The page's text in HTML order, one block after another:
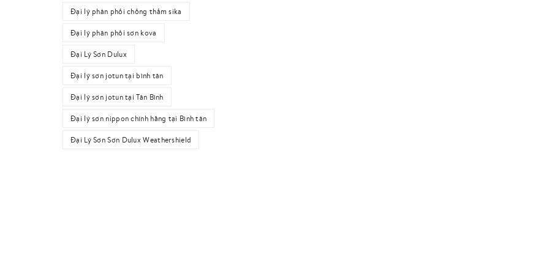
Đại lý phân phối chống thấm sika
Đại lý phân phối sơn kova
Đại Lý Sơn Dulux
Đại lý sơn jotun tại bình tân
Đại lý sơn jotun tại Tân Bình
Đại lý sơn nippon chính hãng tại Bình tân
Đại Lý Sơn Sơn Dulux Weathershield